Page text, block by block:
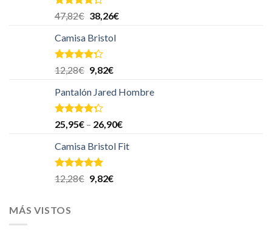
Valorado
en
de 5
47,82€ 38,26€
Camisa Bristol
Valorado
en
de 5
12,28€ 9,82€
Pantalón Jared Hombre
Valorado
en
de 5
25,95€ – 26,90€
Camisa Bristol Fit
Valorado en
5.00
de 5
12,28€ 9,82€
MÁS VISTOS